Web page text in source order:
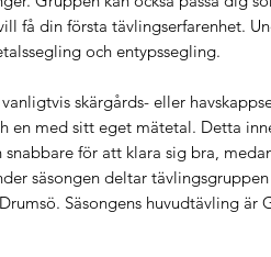
få din första tävlingserfarenhet.
och entypssegling.
skärgårds- eller
en med sitt eget mätetal. Detta
snabbare för att klara sig bra,
säsongen deltar
Säsongens huvudtävling är